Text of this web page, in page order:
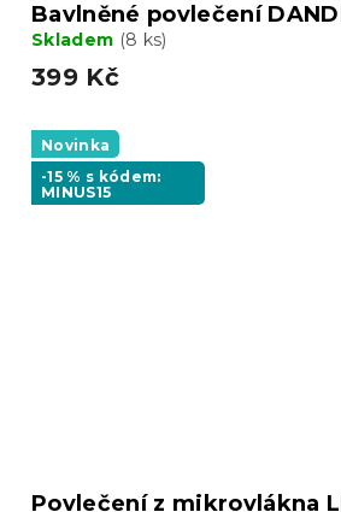
Bavlněné povlečení
Skladem (8 ks)
399 Kč
Novinka
-15 % s kódem:
MINUS15
Povlečení z mikrovlákna